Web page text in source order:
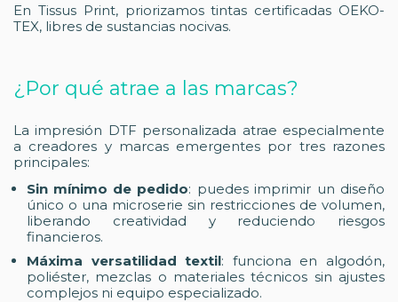
En Tissus Print, priorizamos tintas certificadas OEKO-
TEX, libres de sustancias nocivas.
¿Por qué atrae a las marcas?
La impresión DTF personalizada atrae especialmente
a creadores y marcas emergentes por tres razones
principales:
Sin mínimo de pedido: puedes imprimir un diseño
único o una microserie sin restricciones de volumen,
liberando creatividad y reduciendo riesgos
financieros.
Máxima versatilidad textil: funciona en algodón,
poliéster, mezclas o materiales técnicos sin ajustes
complejos ni equipo especializado.